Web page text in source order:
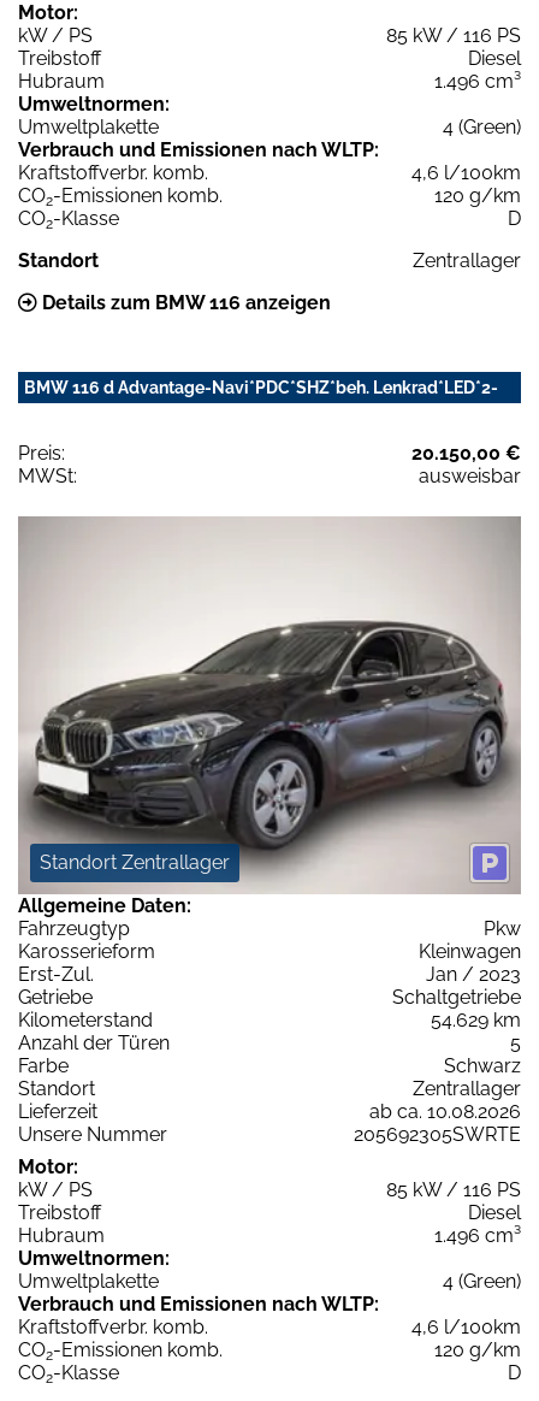
Motor:
kW / PS
85 kW / 116 PS
Treibstoff
Diesel
Hubraum
1.496 cm³
Umweltnormen:
Umweltplakette
4 (Green)
Verbrauch und Emissionen nach WLTP:
Kraftstoffverbr. komb.
4,6 l/100km
CO2-Emissionen komb.
120 g/km
CO2-Klasse
D
Standort
Zentrallager
Details zum BMW 116 anzeigen
BMW 116 d Advantage-Navi*PDC*SHZ*beh. Lenkrad*LED*2-
Preis:
20.150,00 €
MWSt:
ausweisbar
Standort Zentrallager
Allgemeine Daten:
Fahrzeugtyp
Pkw
Karosserieform
Kleinwagen
Erst-Zul.
Jan / 2023
Getriebe
Schaltgetriebe
Kilometerstand
54.629 km
Anzahl der Türen
5
Farbe
Schwarz
Standort
Zentrallager
Lieferzeit
ab ca. 10.08.2026
Unsere Nummer
205692305SWRTE
Motor:
kW / PS
85 kW / 116 PS
Treibstoff
Diesel
Hubraum
1.496 cm³
Umweltnormen:
Umweltplakette
4 (Green)
Verbrauch und Emissionen nach WLTP:
Kraftstoffverbr. komb.
4,6 l/100km
CO2-Emissionen komb.
120 g/km
CO2-Klasse
D